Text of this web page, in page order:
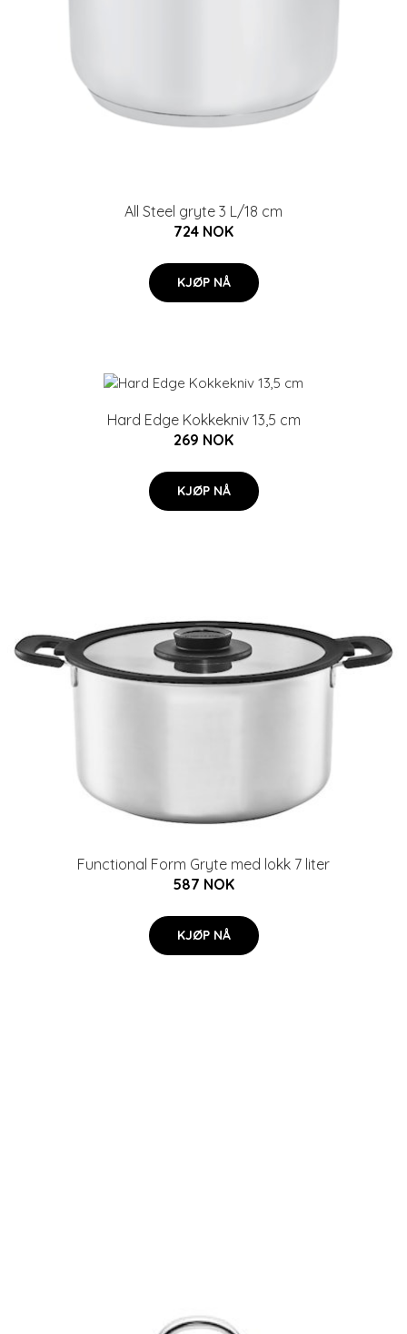
All Steel gryte 3 L/18 cm
724 NOK
KJØP NÅ
Hard Edge Kokkekniv 13,5 cm
269 NOK
KJØP NÅ
Functional Form Gryte med lokk 7 liter
587 NOK
KJØP NÅ